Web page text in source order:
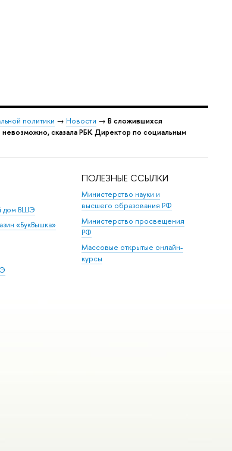
политики → Новости → В сложившихся
сказала РБК Директор по социальным
дом ВШЭ
«БукВышка»
ПОЛЕЗНЫЕ ССЫЛКИ
Министерство науки и
высшего образования РФ
Министерство просвещения
РФ
Массовые открытые онлайн-
курсы